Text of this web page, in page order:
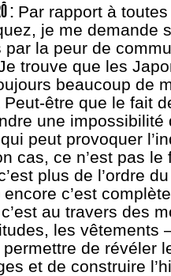
:Par rapport à
je me demande
par la peur de
trouve que les
beaucoup de
être que le fait
une impossibilité
peut provoquer
cas, ce n’est pas le
plus de l’ordre
encore c’est
au travers des
les vêtements
de révéler
et de construire